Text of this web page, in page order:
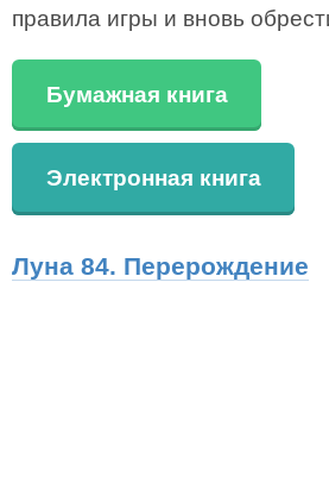
правила игры и вновь
Бумажная книга
Электронная книга
Луна 84. Перерождение